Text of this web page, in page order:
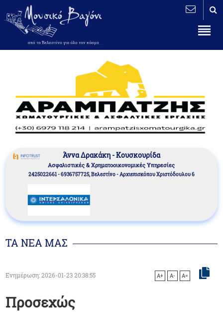
Άννα Δρακάκη - Κουσκουρίδα
Aσφαλιστικές & Χρηματοοικονομικές Υπηρεσίες
2425022661 - 6936757725, Βελεστίνο - Αρχιεπισκόπου Χριστόδουλου 6
ΤΑ ΝΕΑ ΜΑΣ
Ενημέρωση: 2026-01-23 20:38:55 A+ A- A=
Προσεχώς